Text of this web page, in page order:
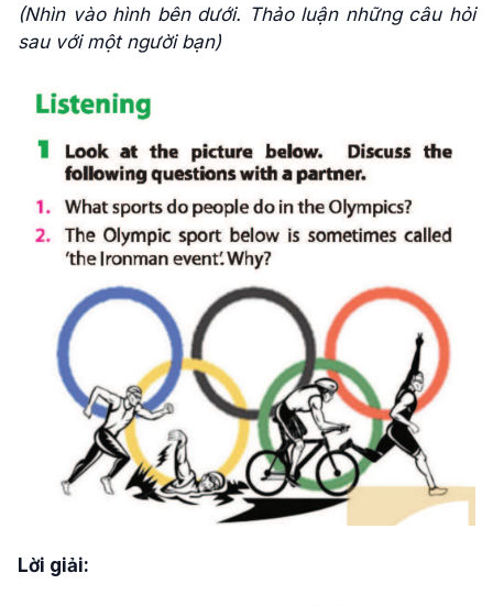
(Nhìn vào hình bên dưới. Thảo luận những câu hỏi
sau với một người bạn)
Lời giải: